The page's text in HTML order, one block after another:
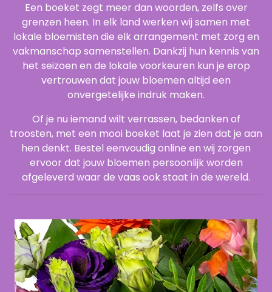
Een boeket zegt meer dan woorden, zelfs over
grenzen heen. In elk land werken wij samen met
lokale bloemisten die elk arrangement met zorg en
vakmanschap samenstellen. Dankzij hun kennis van
het seizoen en de lokale voorkeuren kun je erop
vertrouwen dat jouw bloemen altijd een
onvergetelijke indruk maken.
Of je nu iemand wilt verrassen, bedanken of
troosten, met een mooi boeket laat je zien dat je aan
hen denkt. Bestel eenvoudig online en wij zorgen
ervoor dat jouw bloemen persoonlijk worden
afgeleverd waar de vaas ook staat in de wereld.